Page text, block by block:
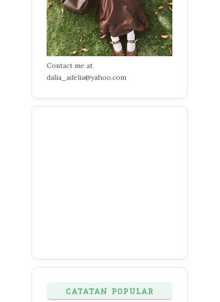
Contact me at
dalia_adelia@yahoo.com
CATATAN POPULAR